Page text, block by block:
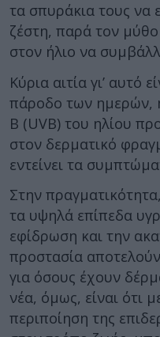
τα σπυράκια τους να
ζέστη, παρά τον
στον ήλιο να
Κύρια αιτία γι’ αυτό
πάροδο των ημερών,
Β (UVB) του ηλίου
στον δερματικό
εντείνει τα
Στην
τα υψηλά επίπεδα
εφίδρωση και την
προστασία
για όσους έχουν
νέα, όμως, είναι ότι
περιποίηση της